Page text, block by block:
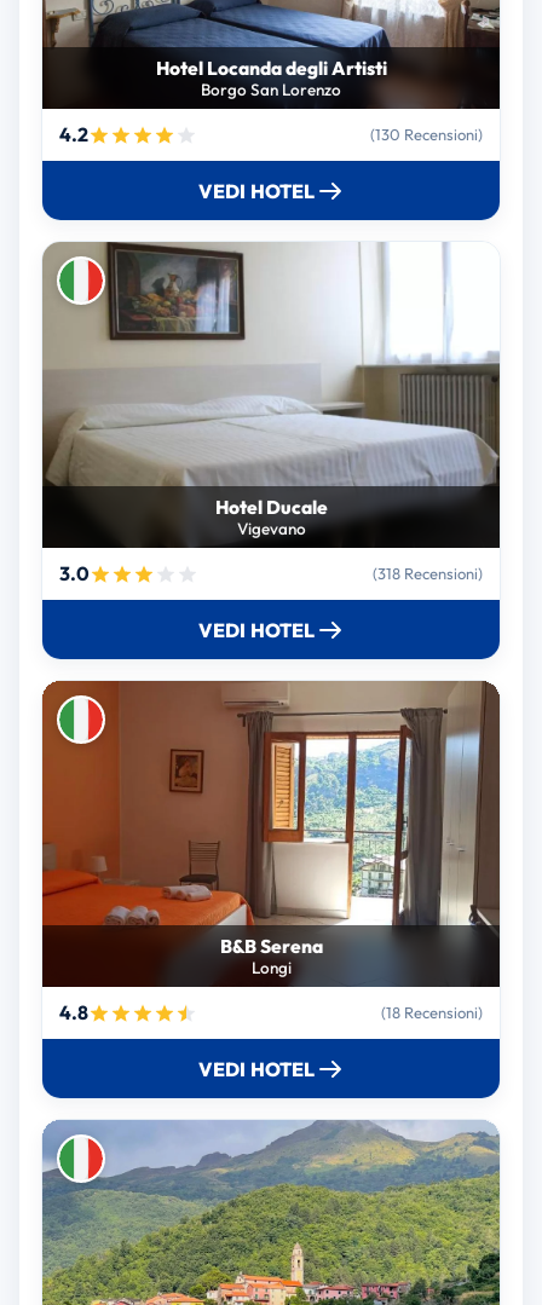
Hotel Locanda degli Artisti
Borgo San Lorenzo
4.2 (130 Recensioni)
VEDI HOTEL
Hotel Ducale
Vigevano
3.0 (318 Recensioni)
VEDI HOTEL
B&B Serena
Longi
4.8 (18 Recensioni)
VEDI HOTEL